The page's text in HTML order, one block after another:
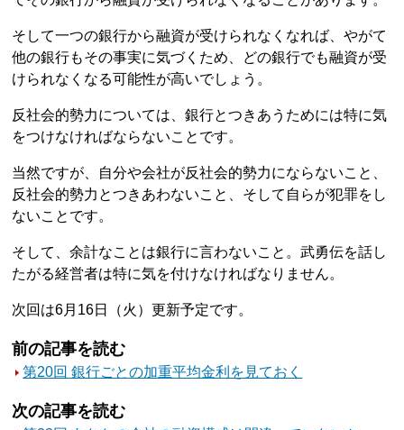
そして一つの銀行から融資が受けられなくなれば、やがて
他の銀行もその事実に気づくため、どの銀行でも融資が受
けられなくなる可能性が高いでしょう。
反社会的勢力については、銀行とつきあうためには特に気
をつけなければならないことです。
当然ですが、自分や会社が反社会的勢力にならないこと、
反社会的勢力とつきあわないこと、そして自らが犯罪をし
ないことです。
そして、余計なことは銀行に言わないこと。武勇伝を話し
たがる経営者は特に気を付けなければなりません。
次回は6月16日（火）更新予定です。
前の記事を読む
第20回 銀行ごとの加重平均金利を見ておく
次の記事を読む